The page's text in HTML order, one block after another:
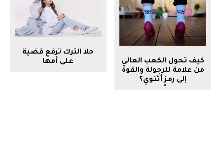
حلا الترك ترفع قضية
على أمها
كيف تحول الكعب العالي
من علامة للرجولة والقوة
إلى رمزٍ أثنوي؟